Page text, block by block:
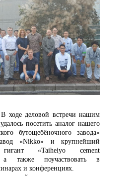
неликвидов
отдела закупок
встречи нашим
посетить аналог нашего
бутощебёночного завода»
«Nikko» и крупнейший
«Taiheiyo cement
а также поучаствовать в
и конференциях.